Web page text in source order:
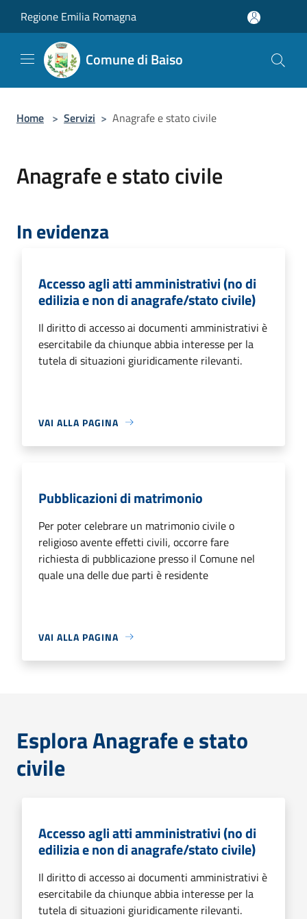
Regione Emilia Romagna
Comune di Baiso
Home > Servizi > Anagrafe e stato civile
Anagrafe e stato civile
In evidenza
Accesso agli atti amministrativi (no di
edilizia e non di anagrafe/stato civile)
Il diritto di accesso ai documenti amministrativi è
esercitabile da chiunque abbia interesse per la
tutela di situazioni giuridicamente rilevanti.
VAI ALLA PAGINA
Pubblicazioni di matrimonio
Per poter celebrare un matrimonio civile o
religioso avente effetti civili, occorre fare
richiesta di pubblicazione presso il Comune nel
quale una delle due parti è residente
VAI ALLA PAGINA
Esplora Anagrafe e stato
civile
Accesso agli atti amministrativi (no di
edilizia e non di anagrafe/stato civile)
Il diritto di accesso ai documenti amministrativi è
esercitabile da chiunque abbia interesse per la
tutela di situazioni giuridicamente rilevanti.